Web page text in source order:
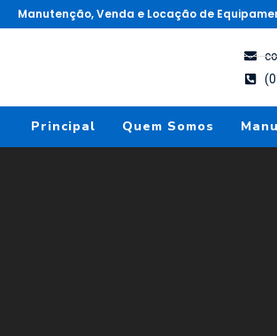
Manutenção, Venda e Locação de
Principal Quem Somos